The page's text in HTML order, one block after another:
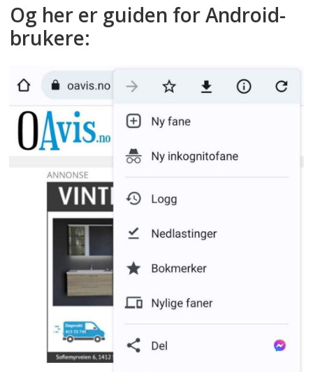
Og her er guiden for Android-
brukere: